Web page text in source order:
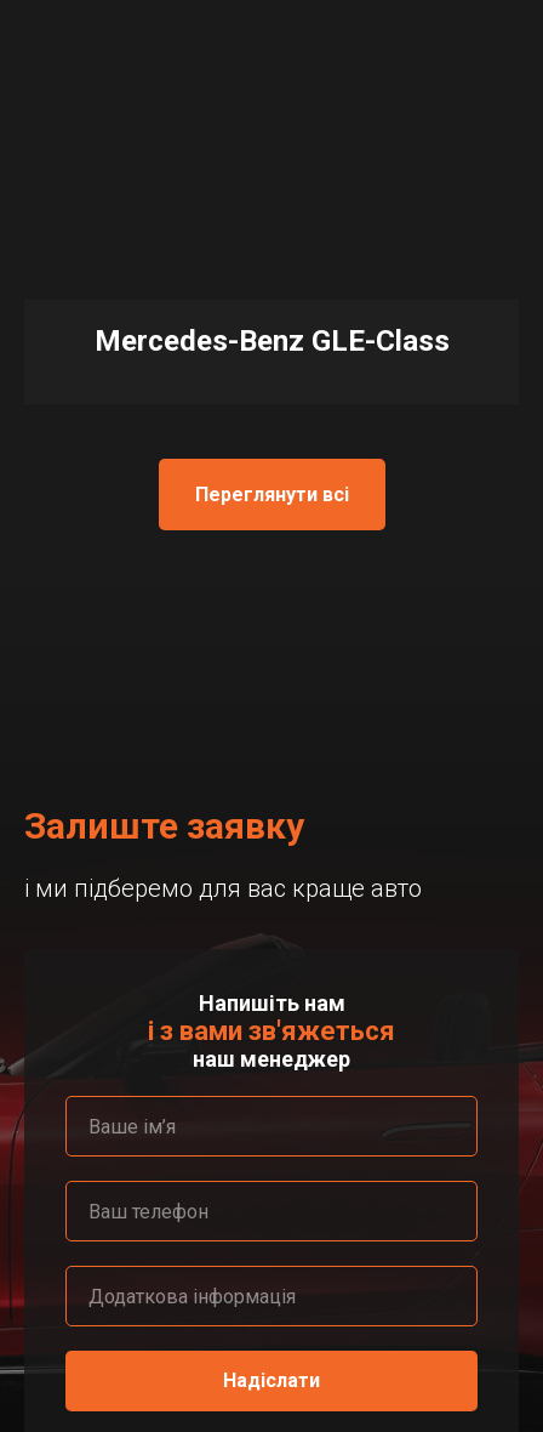
Mercedes-Benz GLE-Class
Переглянути всі
Залиште заявку
і ми підберемо для вас краще авто
Напишіть нам
і з вами зв'яжеться
наш менеджер
Надіслати